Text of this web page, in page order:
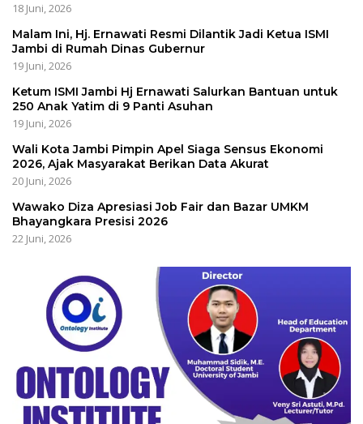
18 Juni, 2026
Malam Ini, Hj. Ernawati Resmi Dilantik Jadi Ketua ISMI
Jambi di Rumah Dinas Gubernur
19 Juni, 2026
Ketum ISMI Jambi Hj Ernawati Salurkan Bantuan untuk
250 Anak Yatim di 9 Panti Asuhan
19 Juni, 2026
Wali Kota Jambi Pimpin Apel Siaga Sensus Ekonomi
2026, Ajak Masyarakat Berikan Data Akurat
20 Juni, 2026
Wawako Diza Apresiasi Job Fair dan Bazar UMKM
Bhayangkara Presisi 2026
22 Juni, 2026